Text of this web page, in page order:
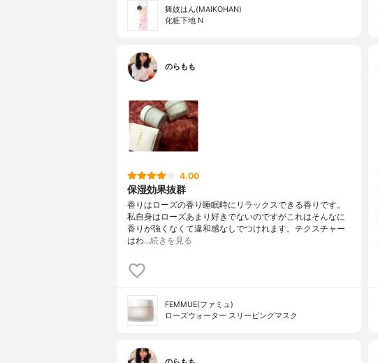
舞妓はん(MAIKOHAN)
化粧下地 N
のらもも
4.00
保湿効果抜群
香りはローズの香り睡眠時にリラックスできる香りです。
私自身はローズあまり好きでないのですがこれはそんなに
香りが強くなくて違和感なしでつけれます。テクスチャー
はわ…続きを見る
FEMMUE(ファミュ)
ローズウォーター スリーピングマスク